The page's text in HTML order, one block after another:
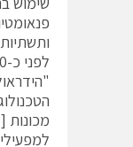
מכונות